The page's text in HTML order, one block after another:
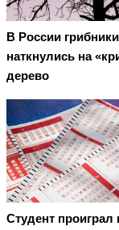
В России грибники
наткнулись на
дерево
Студент проиграл